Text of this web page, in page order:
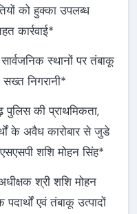
को हुक्का उपलब्ध
कार्रवाई*
स्थानों पर तंबाकू
निगरानी*
की प्राथमिकता,
के अवैध कारोबार से जुडे
शशि मोहन सिंह*
श्री शशि मोहन
एवं तंबाकू उत्पादों